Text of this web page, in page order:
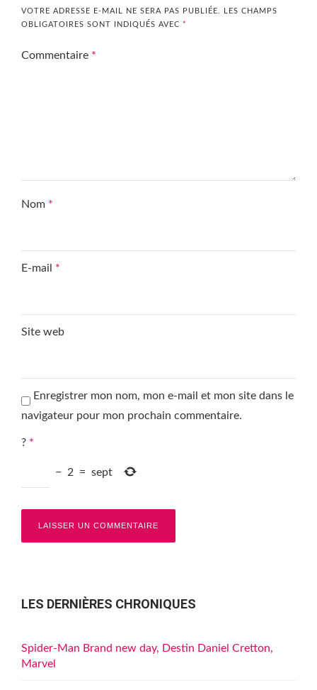
VOTRE ADRESSE E-MAIL NE SERA PAS PUBLIÉE.
LES CHAMPS
OBLIGATOIRES SONT INDIQUÉS AVEC *
Commentaire *
Nom *
E-mail *
Site web
Enregistrer mon nom, mon e-mail et mon site dans le
navigateur pour mon prochain commentaire.
? *
− 2 = sept
LES DERNIÈRES CHRONIQUES
Spider-Man Brand new day, Destin Daniel Cretton,
Marvel